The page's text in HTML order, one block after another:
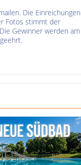
Die Einreichungen
Fotos stimmt der
Gewinner werden am